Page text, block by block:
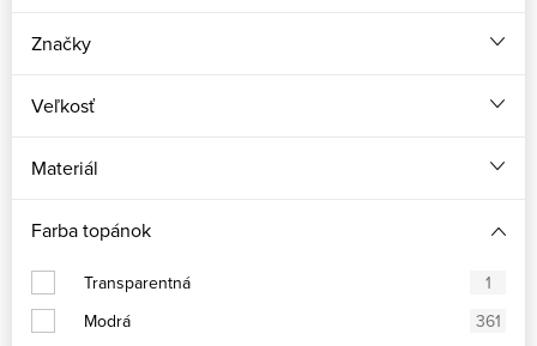
Značky
Veľkosť
Materiál
Farba topánok
Transparentná
1
Modrá
361